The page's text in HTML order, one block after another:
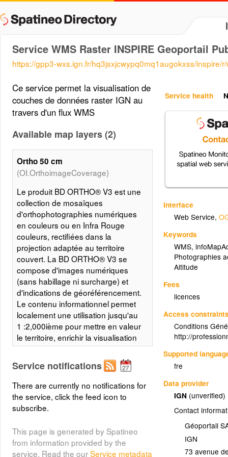
Service WMS Raster INSPIRE Geoportail
https://gpp3-wxs.ign.fr/hq3jsxjcwypq0mq1augokxss/inspire/
Service health
Interface
Web Service,
Keywords
WMS,
Photographies
Altitude
Fees
licences
Access
Conditions
http://
Supported
fre
Data provider
IGN (unverified)
Contact
Géoportail
IGN
73 avenue
Ce service permet la visualisation de
couches de données raster IGN au
travers d'un flux WMS
Available map layers (2)
Ortho 50 cm
(OI.OrthoimageCoverage)
Le produit BD ORTHO® V3 est une
collection de mosaïques
d'orthophotographies numériques
en couleurs ou en Infra Rouge
couleurs, rectifiées dans la
projection adaptée au territoire
couvert. La BD ORTHO® V3 se
compose d'images numériques
(sans habillage ni surcharge) et
d'indications de géoréférencement.
Le contenu informationnel permet
localement une utilisation jusqu'au
1 :2,000ième pour mettre en valeur
le territoire, enrichir la visualisation
des données et des projets.
Layer metadata (xml)
Ortho 20 cm
(OI.OrthoimageCoverage.HR)
collection de mosaïques
d'orthophotographies numériques
en couleurs ou en Infra Rouge
Service notifications
There are currently no notifications for
the service, click the feed icon to
subscribe.
This page is generated by Spatineo
from information provided by the
service. Read the ourService metadata